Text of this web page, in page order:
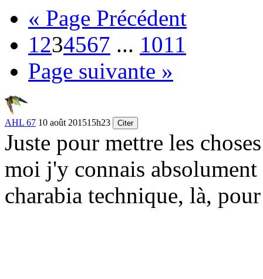
« Page Précédent
1234567 ... 1011
Page suivante »
AHL 67 10 août 201515h23 Citer
Juste pour mettre les
moi j'y connais
charabia technique, là,